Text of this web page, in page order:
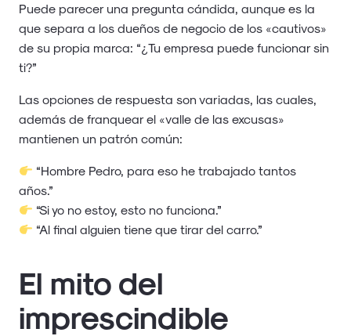
Puede parecer una pregunta cándida, aunque es la
que separa a los dueños de negocio de los «cautivos»
de su propia marca: “¿Tu empresa puede funcionar sin
ti?”
Las opciones de respuesta son variadas, las cuales,
además de franquear el «valle de las excusas»
mantienen un patrón común:
“Hombre Pedro, para eso he trabajado tantos
años.”
“Si yo no estoy, esto no funciona.”
“Al final alguien tiene que tirar del carro.”
El mito del
imprescindible